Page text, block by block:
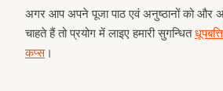
अगर आप अपने पूजा पाठ एवं अनुष्ठानों को और
चाहते हैं तो प्रयोग में लाइए हमारी सुगन्धित
कप्स।